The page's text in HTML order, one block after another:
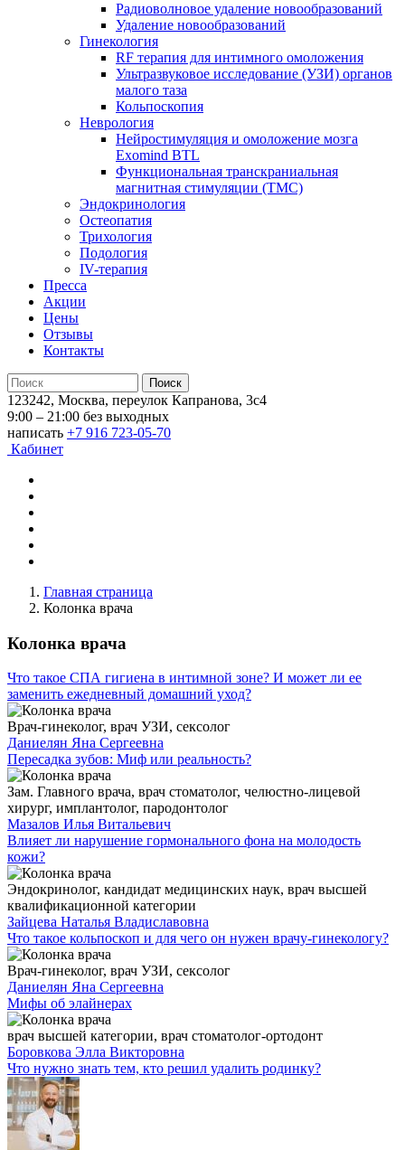
Радиоволновое удаление новообразований
Удаление новообразований
Гинекология
RF терапия для интимного омоложения
Ультразвуковое исследование (УЗИ) органов
малого таза
Кольпоскопия
Неврология
Нейростимуляция и омоложение мозга
Exomind BTL
Функциональная транскраниальная
магнитная стимуляции (ТМС)
Эндокринология
Остеопатия
Трихология
Подология
IV-терапия
Пресса
Акции
Цены
Отзывы
Контакты
123242, Москва, переулок Капранова, 3с4
9:00 – 21:00 без выходных
написать +7 916 723-05-70
Кабинет
Главная страница
Колонка врача
Колонка врача
Что такое СПА гигиена в интимной зоне? И может ли ее
заменить ежедневный домашний уход?
Врач-гинеколог, врач УЗИ, сексолог
Даниелян Яна Сергеевна
Пересадка зубов: Миф или реальность?
Зам. Главного врача, врач стоматолог, челюстно-лицевой
хирург, имплантолог, пародонтолог
Мазалов Илья Витальевич
Влияет ли нарушение гормонального фона на молодость
кожи?
Эндокринолог, кандидат медицинских наук, врач высшей
квалификационной категории
Зайцева Наталья Владиславовна
Что такое кольпоскоп и для чего он нужен врачу-гинекологу?
Врач-гинеколог, врач УЗИ, сексолог
Даниелян Яна Сергеевна
Мифы об элайнерах
врач высшей категории, врач стоматолог-ортодонт
Боровкова Элла Викторовна
Что нужно знать тем, кто решил удалить родинку?